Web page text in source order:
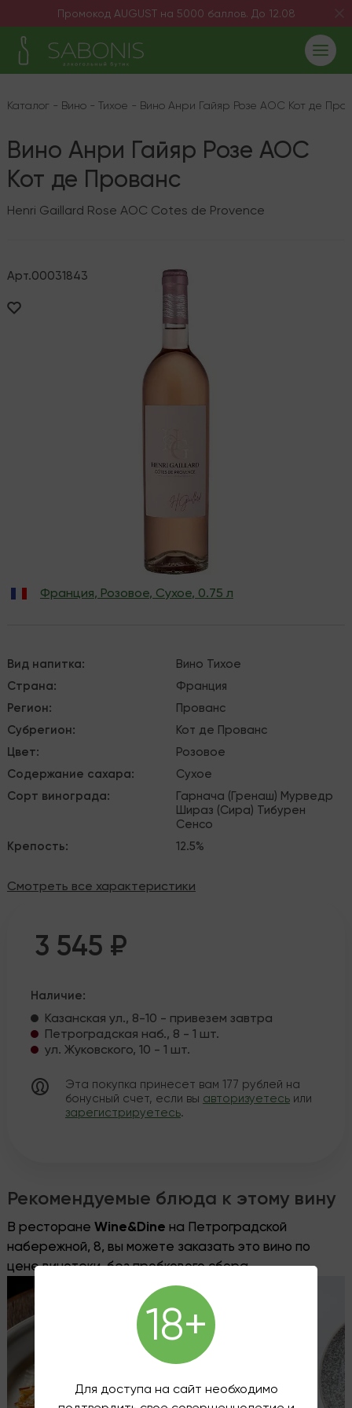
Промокод AUGUST на 5000 баллов. До 12.08
Каталог - Вино- Тихое - Вино Анри Гайяр Розе AOC Кот де
Вино Анри Гайяр Розе AOC
Кот де Прованс
Henri Gaillard Rose AOC Cotes de Provence
Арт.00031843
Франция, Розовое, Сухое, 0.75 л
Вид напитка: Вино Тихое
Страна:
Франция
Регион:
Прованс
Субрегион:
Кот де Прованс
Цвет:
Розовое
Содержание сахара:
Сухое
Сорт винограда: Гарнача (Гренаш) Мурведр
Шираз (Сира) Тибурен
Сенсо
Крепость: 12.5%
Смотреть все характеристики
3 545 ₽
Наличие:
Казанская ул., 8-10 - привезем завтра
Петроградская наб., 8 - 1 шт.
ул. Жуковского, 10 - 1 шт.
Эта покупка принесет вам 177 рублей на
бонусный счет, если вы авторизуетесь или
зарегистрируетесь.
Рекомендуемые блюда к этому вину
В ресторане Wine&Dine на Петроградской
набережной, 8, вы можете заказать это вино по
цене винотеки, без пробкового сбора.
18+
Для доступа на сайт необходимо